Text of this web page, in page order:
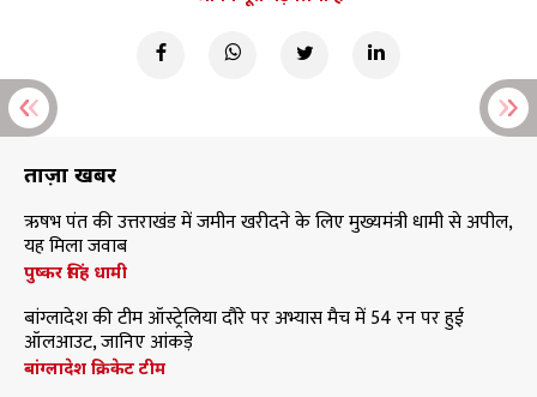
ताज़ा खबरें
ऋषभ पंत की उत्तराखंड में जमीन खरीदने के लिए मुख्यमंत्री धामी से अपील,
यह मिला जवाब
पुष्कर सिंह धामी
बांग्लादेश की टीम ऑस्ट्रेलिया दौरे पर अभ्यास मैच में 54 रन पर हुई
ऑलआउट, जानिए आंकड़े
बांग्लादेश क्रिकेट टीम